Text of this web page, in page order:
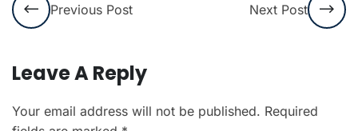
Previous Post Next Post
Leave A Reply
Your email address will not be published. Required